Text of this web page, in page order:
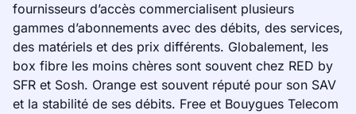
fournisseurs d’accès commercialisent plusieurs
gammes d’abonnements avec des débits, des services,
des matériels et des prix différents. Globalement, les
box fibre les moins chères sont souvent chez RED by
SFR et Sosh. Orange est souvent réputé pour son SAV
et la stabilité de ses débits. Free et Bouygues Telecom